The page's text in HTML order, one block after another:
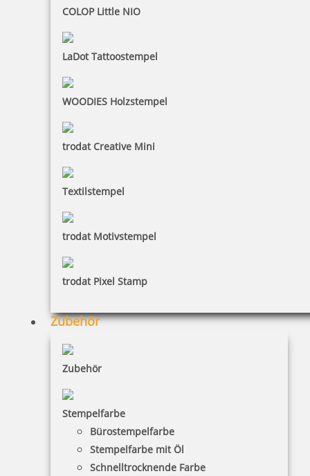
COLOP Little NIO
LaDot Tattoostempel
WOODIES Holzstempel
trodat Creative Mini
Textilstempel
trodat Motivstempel
trodat Pixel Stamp
Zubehör
Zubehör
Stempelfarbe
Bürostempelfarbe
Stempelfarbe mit Öl
Schnelltrocknende Farbe
Mehrwertsteuer-Stempel Trodat Imprint
Jetzt gestalten
Mehrwertsteuer Stempel aus Holz
Jetzt gestalten